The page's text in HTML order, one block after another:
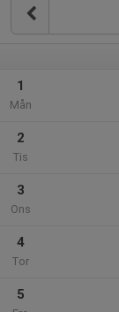
1
Mån
2
Tis
3
Ons
4
Tor
5